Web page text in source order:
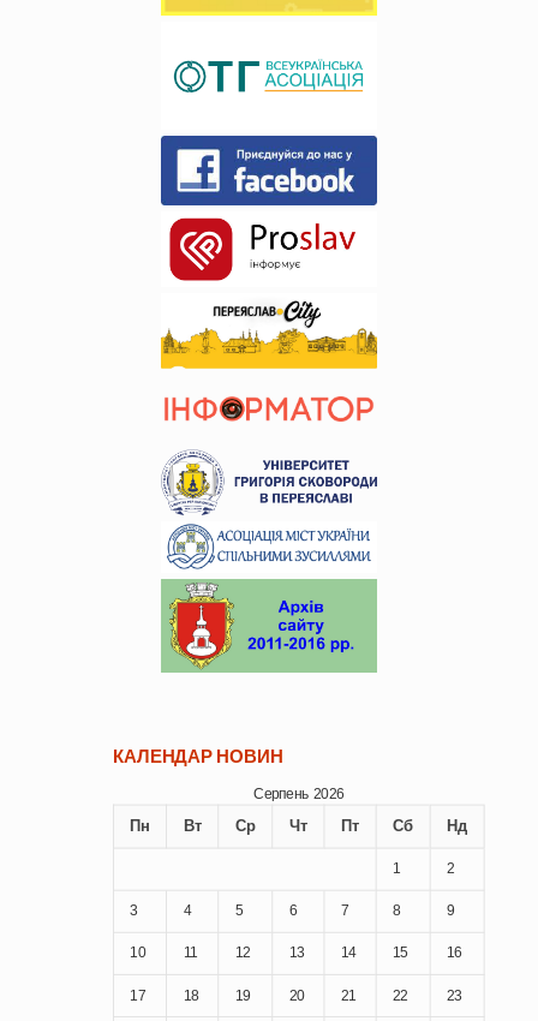
КАЛЕНДАР НОВИН
Серпень 2026
Пн Вт Ср Чт Пт Сб Нд
1 2
3 4 5 6 7 8 9
10 11 12 13 14 15 16
17 18 19 20 21 22 23